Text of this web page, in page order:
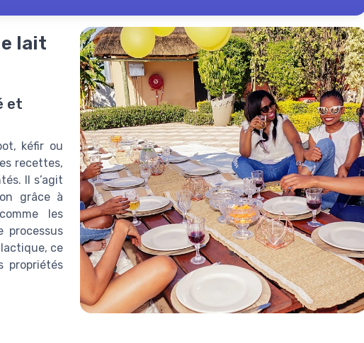
lait
et
kéfir ou
recettes,
Il s’agit
grâce à
les
processus
ce
propriétés